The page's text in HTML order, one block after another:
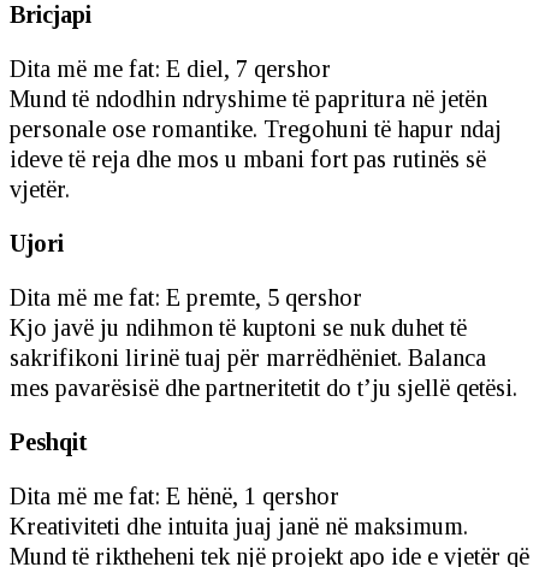
Bricjapi
Dita më me fat: E diel, 7 qershor
Mund të ndodhin ndryshime të papritura në jetën
personale ose romantike. Tregohuni të hapur ndaj
ideve të reja dhe mos u mbani fort pas rutinës së
vjetër.
Ujori
Dita më me fat: E premte, 5 qershor
Kjo javë ju ndihmon të kuptoni se nuk duhet të
sakrifikoni lirinë tuaj për marrëdhëniet. Balanca
mes pavarësisë dhe partneritetit do t’ju sjellë qetësi.
Peshqit
Dita më me fat: E hënë, 1 qershor
Kreativiteti dhe intuita juaj janë në maksimum.
Mund të riktheheni tek një projekt apo ide e vjetër që